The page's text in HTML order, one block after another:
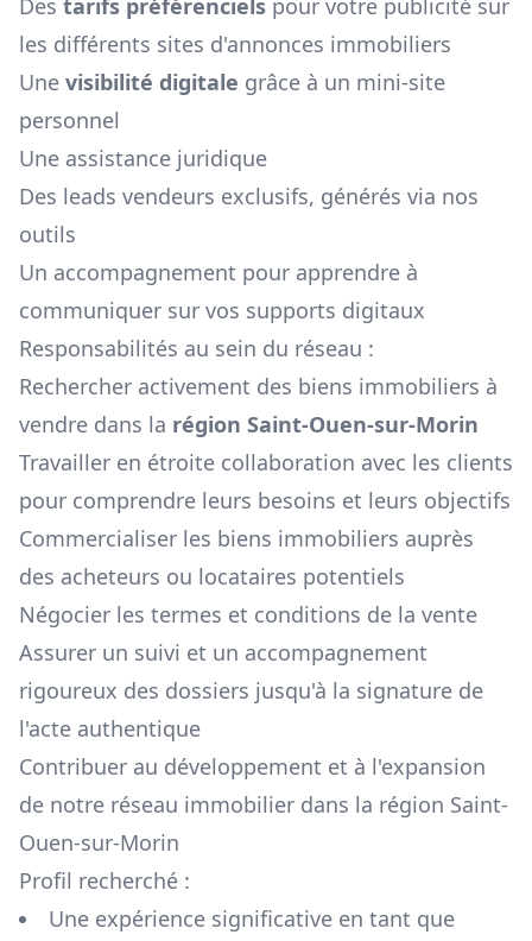
Des tarifs préférenciels pour votre publicité sur
les différents sites d'annonces immobiliers
Une visibilité digitale grâce à un mini-site
personnel
Une assistance juridique
Des leads vendeurs exclusifs, générés via nos
outils
Un accompagnement pour apprendre à
communiquer sur vos supports digitaux
Responsabilités au sein du réseau :
Rechercher activement des biens immobiliers à
vendre dans la région Saint-Ouen-sur-Morin
Travailler en étroite collaboration avec les clients
pour comprendre leurs besoins et leurs objectifs
Commercialiser les biens immobiliers auprès
des acheteurs ou locataires potentiels
Négocier les termes et conditions de la vente
Assurer un suivi et un accompagnement
rigoureux des dossiers jusqu'à la signature de
l'acte authentique
Contribuer au développement et à l'expansion
de notre réseau immobilier dans la région Saint-
Ouen-sur-Morin
Profil recherché :
Une expérience significative en tant que